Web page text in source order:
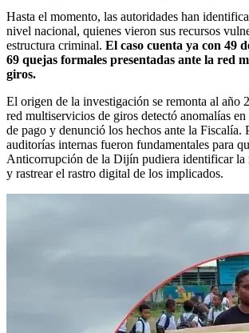
Hasta el momento, las autoridades han
nivel nacional, quienes vieron sus recursos
estructura criminal. El caso cuenta ya con 49
69 quejas formales presentadas ante la red
giros.
El origen de la investigación se remonta al año
red multiservicios de giros detectó anomalías
de pago y denunció los hechos ante la Fiscalía.
auditorías internas fueron fundamentales para
Anticorrupción de la Dijín pudiera identificar la
y rastrear el rastro digital de los implicados.